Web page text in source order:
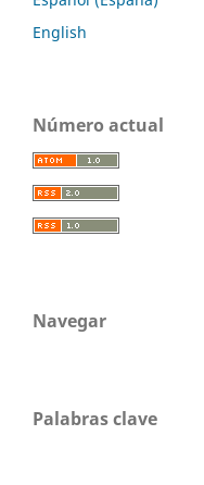
English
Número actual
Navegar
Palabras clave